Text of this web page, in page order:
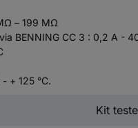
– 199 MΩ
BENNING CC 3 : 0,2 A -
+ 125 °C.
Kit